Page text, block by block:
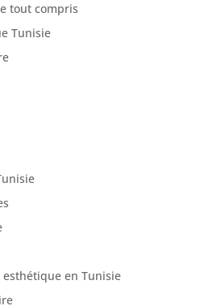
tout compris
Tunisie
en Tunisie